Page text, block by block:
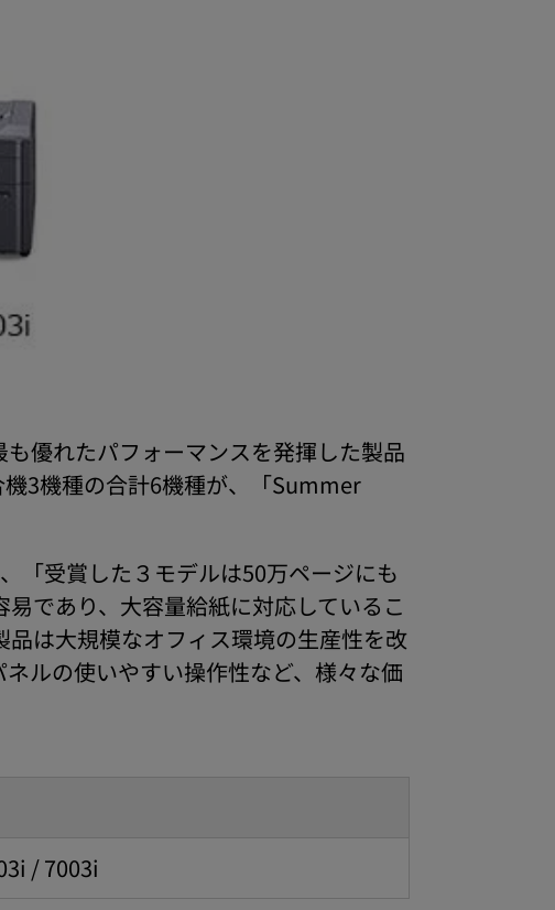
優れたパフォーマンスを発揮した製品
3機種の合計6機種が、「Summer
「受賞した３モデルは50万ページにも
であり、大容量給紙に対応しているこ
は大規模なオフィス環境の生産性を改
ルの使いやすい操作性など、様々な価
/ 7003i